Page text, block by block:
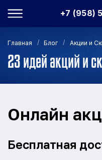
+7 (958)
Главная / Блог / Акции и
23 идей акций и
Онлайн
Бесплатная